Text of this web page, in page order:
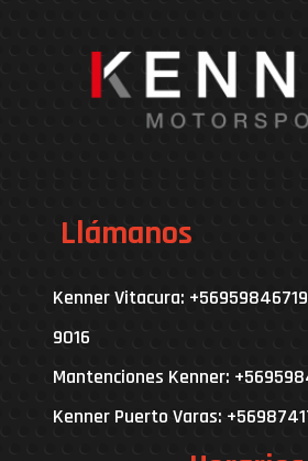
Llámanos
Kenner Vitacura:
9016
Mantenciones Kenner:
Kenner Puerto Varas: